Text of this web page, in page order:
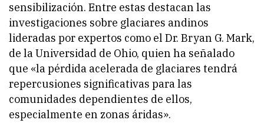
sensibilización. Entre estas destacan las
investigaciones sobre glaciares andinos
lideradas por expertos como el Dr. Bryan G. Mark,
de la Universidad de Ohio, quien ha señalado
que «la pérdida acelerada de glaciares tendrá
repercusiones significativas para las
comunidades dependientes de ellos,
especialmente en zonas áridas».